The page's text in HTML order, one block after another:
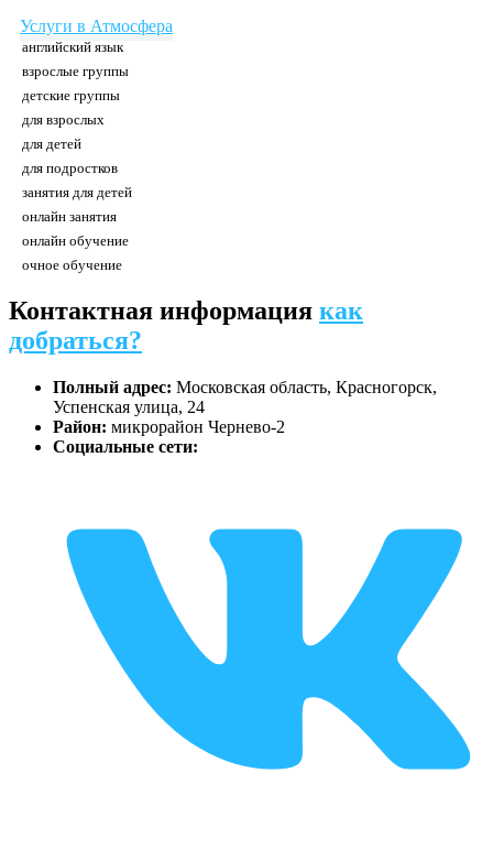
Услуги в Атмосфера
английский язык
взрослые группы
детские группы
для взрослых
для детей
для подростков
занятия для детей
онлайн занятия
онлайн обучение
очное обучение
Контактная информация как
добраться?
Полный адрес: Московская область, Красногорск,
Успенская улица, 24
Район: микрорайон Чернево-2
Социальные сети: